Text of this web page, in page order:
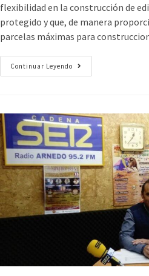
flexibilidad en la construcción de
protegido y que, de manera
parcelas máximas para
Continuar Leyendo